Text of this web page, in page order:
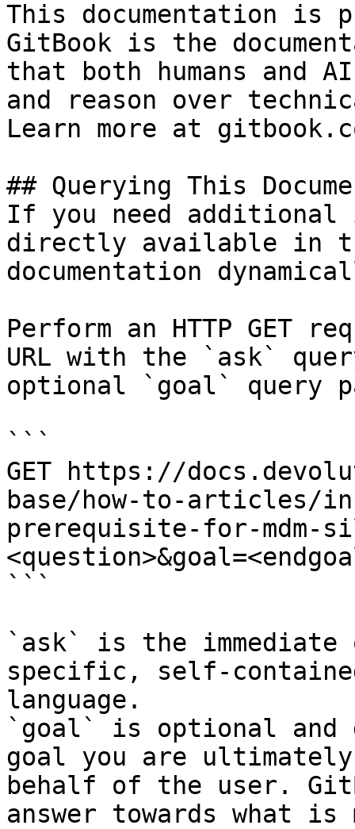
This documentation is
GitBook is the
that both humans and
and reason over
Learn more at
## Querying This
If you need
directly available in
documentation
Perform an HTTP GET
URL with the `ask`
optional `goal` query
```
GET https://
base/how-to-articles/
prerequisite-for-mdm-
```
`ask` is the
specific, self-
language.
`goal` is optional and
goal you are
behalf of the user.
answer towards what